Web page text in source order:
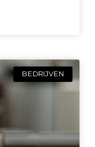
BEDRIJVEN